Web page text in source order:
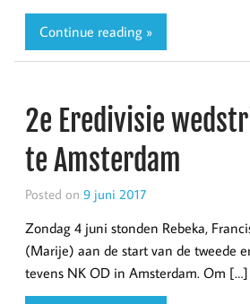
Continue reading »
2e Eredivisie
te Amsterdam
Posted on 9 juni 2017
Zondag 4 juni stonden Rebeka,
(Marije) aan de start van de tweede
tevens NK OD in Amsterdam. Om […]